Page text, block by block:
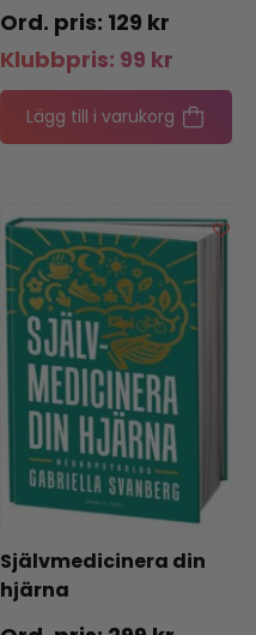
129 kr
Klubbpris: 99 kr
Lägg till i varukorg
Självmedicinera din
hjärna